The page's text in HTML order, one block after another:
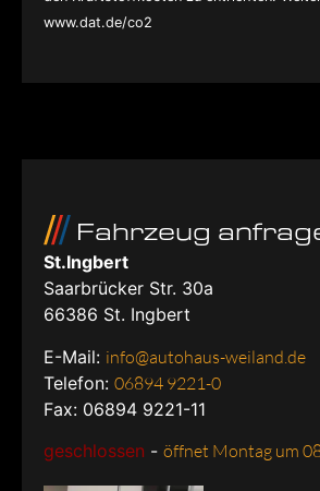
www.dat.de/co2
Fahrzeug
St.Ingbert
Saarbrücker Str. 30a
66386 St. Ingbert
E-Mail: info@autohaus-weiland.de
Telefon: 06894 9221-0
Fax: 06894 9221-11
geschlossen - öffnet Montag um